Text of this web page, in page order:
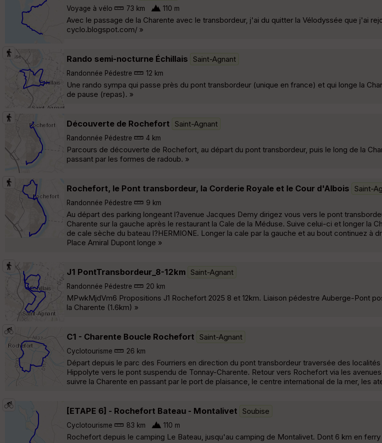
Voyage à vélo 73 km 110 m
Avec le passage de la Charente avec le transbordeur, j'ai du quitter la Vélodyssée que j'ai
cyclo.blogspot.com/ »
Rando semi-nocturne Échillais Saint-Agnant
Randonnée Pédestre 12 km
Une rando sympa qui passe près du pont transbordeur (unique en france) et qui longe la
de pause (repas). »
Découverte de Rochefort Saint-Agnant
Randonnée Pédestre 4 km
Parcours de découverte de Rochefort, au départ du pont transbordeur, puis le long de la
passant par les formes de radoub. »
Rochefort, le Pont transbordeur, la Corderie Royale et le Cour d'Albois Saint-
Randonnée Pédestre 9 km
Au départ des parking longeant l?avenue Jacques Demy dirigez vous vers le pont
Charente sur la gauche après le restaurant la Cale de la Méduse. Suive celui-ci et longer la
de cale sèche du bateau l?HERMIONE. Longer la cale par la gauche et au bout continuez à
Place Amiral Dupont longe »
J1 PontTransbordeur_8-12km Saint-Agnant
Randonnée Pédestre 20 km
MPwkMjdVm6 Propositions J1 Rochefort 2025 8 et 12km. Liaison pédestre Auberge-Pont
la Charente (1.6km) »
C1 - Charente Boucle Rochefort Saint-Agnant
Cyclotourisme 26 km
Départ depuis le parc des Fourriers en direction du pont transbordeur traversée des
Hippolyte vers le pont suspendu de Tonnay-Charente. Retour vers Rochefort via les
suivre la Charente en passant par le port de plaisance, le centre international de la mer, les
[ETAPE 6] - Rochefort Bateau - Montalivet Soubise
Cyclotourisme 83 km 110 m
Rochefort depuis le camping Le Bateau, jusqu'au camping de Montalivet. Dont 6 km en